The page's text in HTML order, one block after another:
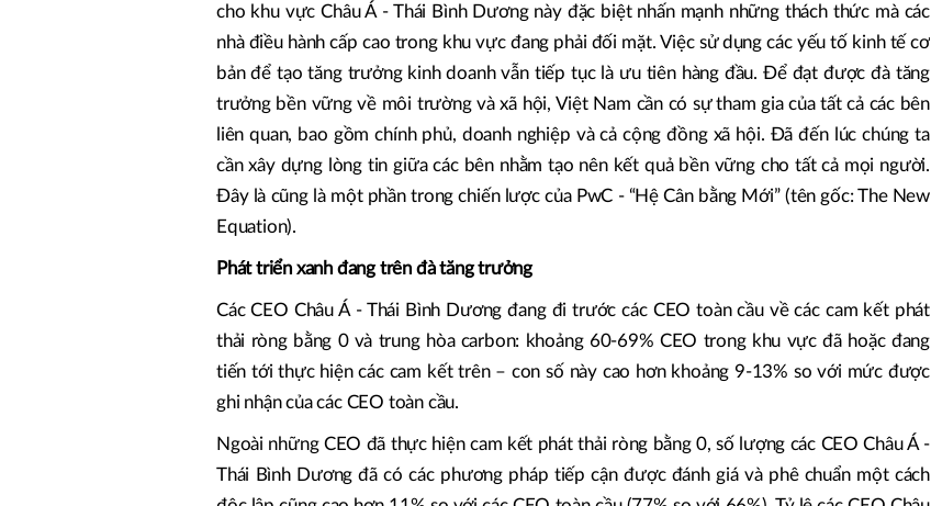
cho khu vực Châu Á - Thái Bình Dương này đặc biệt nhấn mạnh những thách thức mà các
nhà điều hành cấp cao trong khu vực đang phải đối mặt. Việc sử dụng các yếu tố kinh tế cơ
bản để tạo tăng trưởng kinh doanh vẫn tiếp tục là ưu tiên hàng đầu. Để đạt được đà tăng
trưởng bền vững về môi trường và xã hội, Việt Nam cần có sự tham gia của tất cả các bên
liên quan, bao gồm chính phủ, doanh nghiệp và cả cộng đồng xã hội. Đã đến lúc chúng ta
cần xây dựng lòng tin giữa các bên nhằm tạo nên kết quả bền vững cho tất cả mọi người.
Đây là cũng là một phần trong chiến lược của PwC - “Hệ Cân bằng Mới” (tên gốc: The New
Equation).
Phát triển xanh đang trên đà tăng trưởng
Các CEO Châu Á - Thái Bình Dương đang đi trước các CEO toàn cầu về các cam kết phát
thải ròng bằng 0 và trung hòa carbon: khoảng 60-69% CEO trong khu vực đã hoặc đang
tiến tới thực hiện các cam kết trên – con số này cao hơn khoảng 9-13% so với mức được
ghi nhận của các CEO toàn cầu.
Ngoài những CEO đã thực hiện cam kết phát thải ròng bằng 0, số lượng các CEO Châu Á -
Thái Bình Dương đã có các phương pháp tiếp cận được đánh giá và phê chuẩn một cách